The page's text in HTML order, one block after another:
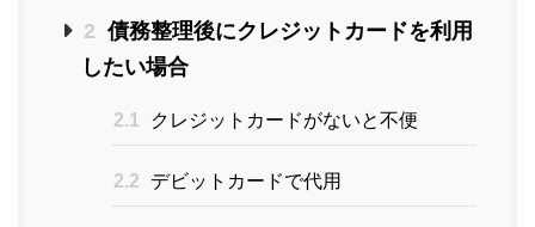
2 債務整理後にクレジットカードを利用
したい場合
2.1 クレジットカードがないと不便
2.2 デビットカードで代用